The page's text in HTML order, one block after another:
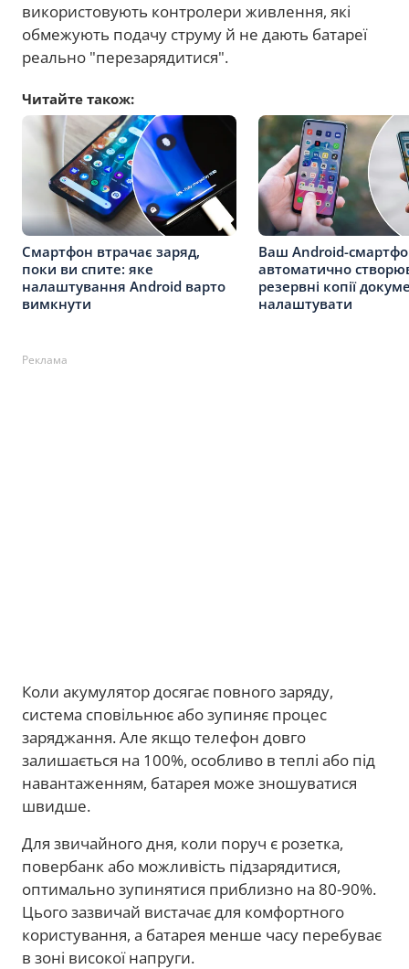
використовують контролери живлення, які
обмежують подачу струму й не дають батареї
реально "перезарядитися".
Читайте також:
Смартфон втрачає заряд,
поки ви спите: яке
налаштування Android варто
вимкнути
Ваш Android-
автоматично
резервні копії
налаштувати
Реклама
Коли акумулятор досягає повного заряду,
система сповільнює або зупиняє процес
заряджання. Але якщо телефон довго
залишається на 100%, особливо в теплі або під
навантаженням, батарея може зношуватися
швидше.
Для звичайного дня, коли поруч є розетка,
повербанк або можливість підзарядитися,
оптимально зупинятися приблизно на 80-90%.
Цього зазвичай вистачає для комфортного
користування, а батарея менше часу перебуває
в зоні високої напруги.